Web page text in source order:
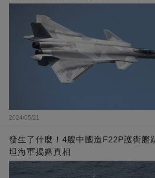
2024/05/21
發生了什麼！4艘中國造F22P護衛艦
坦海軍揭露真相